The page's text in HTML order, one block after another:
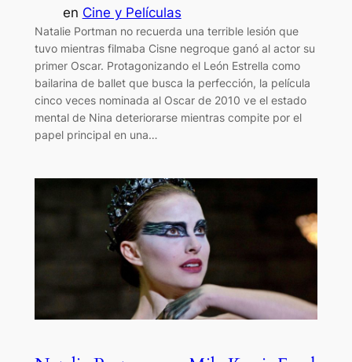
en Cine y Películas
Natalie Portman no recuerda una terrible lesión que
tuvo mientras filmaba Cisne negroque ganó al actor su
primer Oscar. Protagonizando el León Estrella como
bailarina de ballet que busca la perfección, la película
cinco veces nominada al Oscar de 2010 ve el estado
mental de Nina deteriorarse mientras compite por el
papel principal en una…